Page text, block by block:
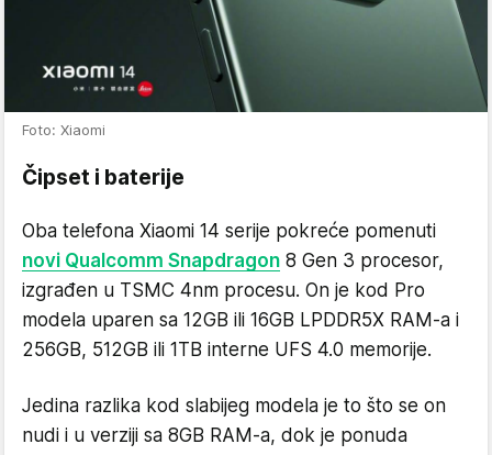
Foto: Xiaomi
Čipset i baterije
Oba telefona Xiaomi 14 serije pokreće pomenuti
novi Qualcomm Snapdragon 8 Gen 3 procesor,
izgrađen u TSMC 4nm procesu. On je kod Pro
modela uparen sa 12GB ili 16GB LPDDR5X RAM-a i
256GB, 512GB ili 1TB interne UFS 4.0 memorije.
Jedina razlika kod slabijeg modela je to što se on
nudi i u verziji sa 8GB RAM-a, dok je ponuda